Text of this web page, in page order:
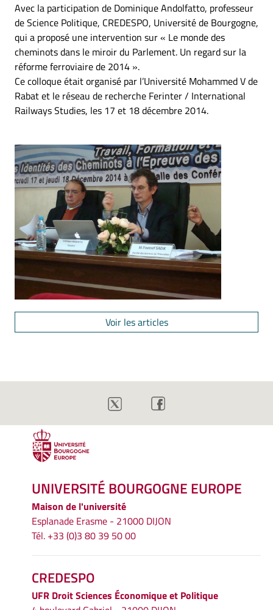
Avec la participation de Dominique Andolfatto, professeur
de Science Politique, CREDESPO, Université de Bourgogne,
qui a proposé une intervention sur « Le monde des
cheminots dans le miroir du Parlement. Un regard sur la
réforme ferroviaire de 2014 ».
Ce colloque était organisé par l’Université Mohammed V de
Rabat et le réseau de recherche Ferinter / International
Railways Studies, les 17 et 18 décembre 2014.
Voir les articles
UNIVERSITÉ BOURGOGNE EUROPE
Maison de l'université
Esplanade Erasme - 21000 DIJON
Tél. +33 (0)3 80 39 50 00
CREDESPO
UFR Droit Sciences Économique et Politique